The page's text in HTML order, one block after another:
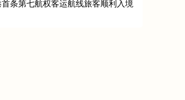
条第七航权客运航线旅客顺利入境